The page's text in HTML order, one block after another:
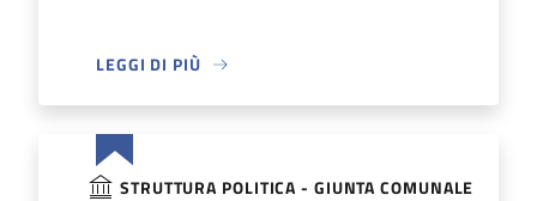
LEGGI DI PIÙ
STRUTTURA POLITICA - GIUNTA COMUNALE